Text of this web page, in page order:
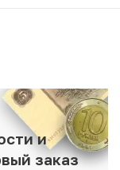
и
заказ